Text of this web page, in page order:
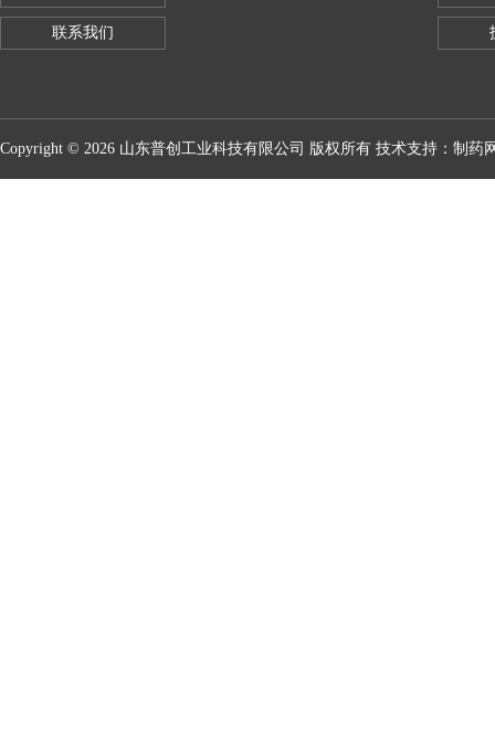
联系我们
Copyright © 2026 山东普创工业科技有限公司 版权所有 技术支持： 制药